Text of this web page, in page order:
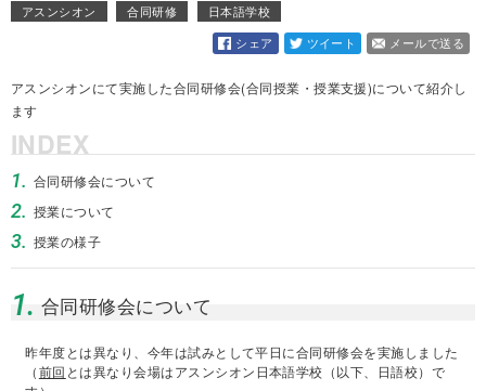
アスンシオン 合同研修
日本語学校
シェア
ツイート メールで送る
アスンシオンにて実施した合同研修会(合同授業・授業支援)について紹介し
ます
INDEX
1. 合同研修会について
2. 授業について
3. 授業の様子
1. 合同研修会について
昨年度とは異なり、今年は試みとして平日に合同研修会を実施しました
（前回 とは異なり会場はアスンシオン日本語学校（以下、日語校）で